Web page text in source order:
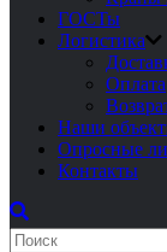
ГОСТы
Логистика
Оплата
Наши
Опросные
Контакты